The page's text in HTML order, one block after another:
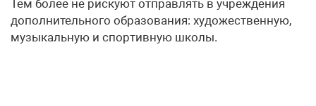
Тем более не рискуют отправлять в учреждения
дополнительного образования: художественную,
музыкальную и спортивную школы.